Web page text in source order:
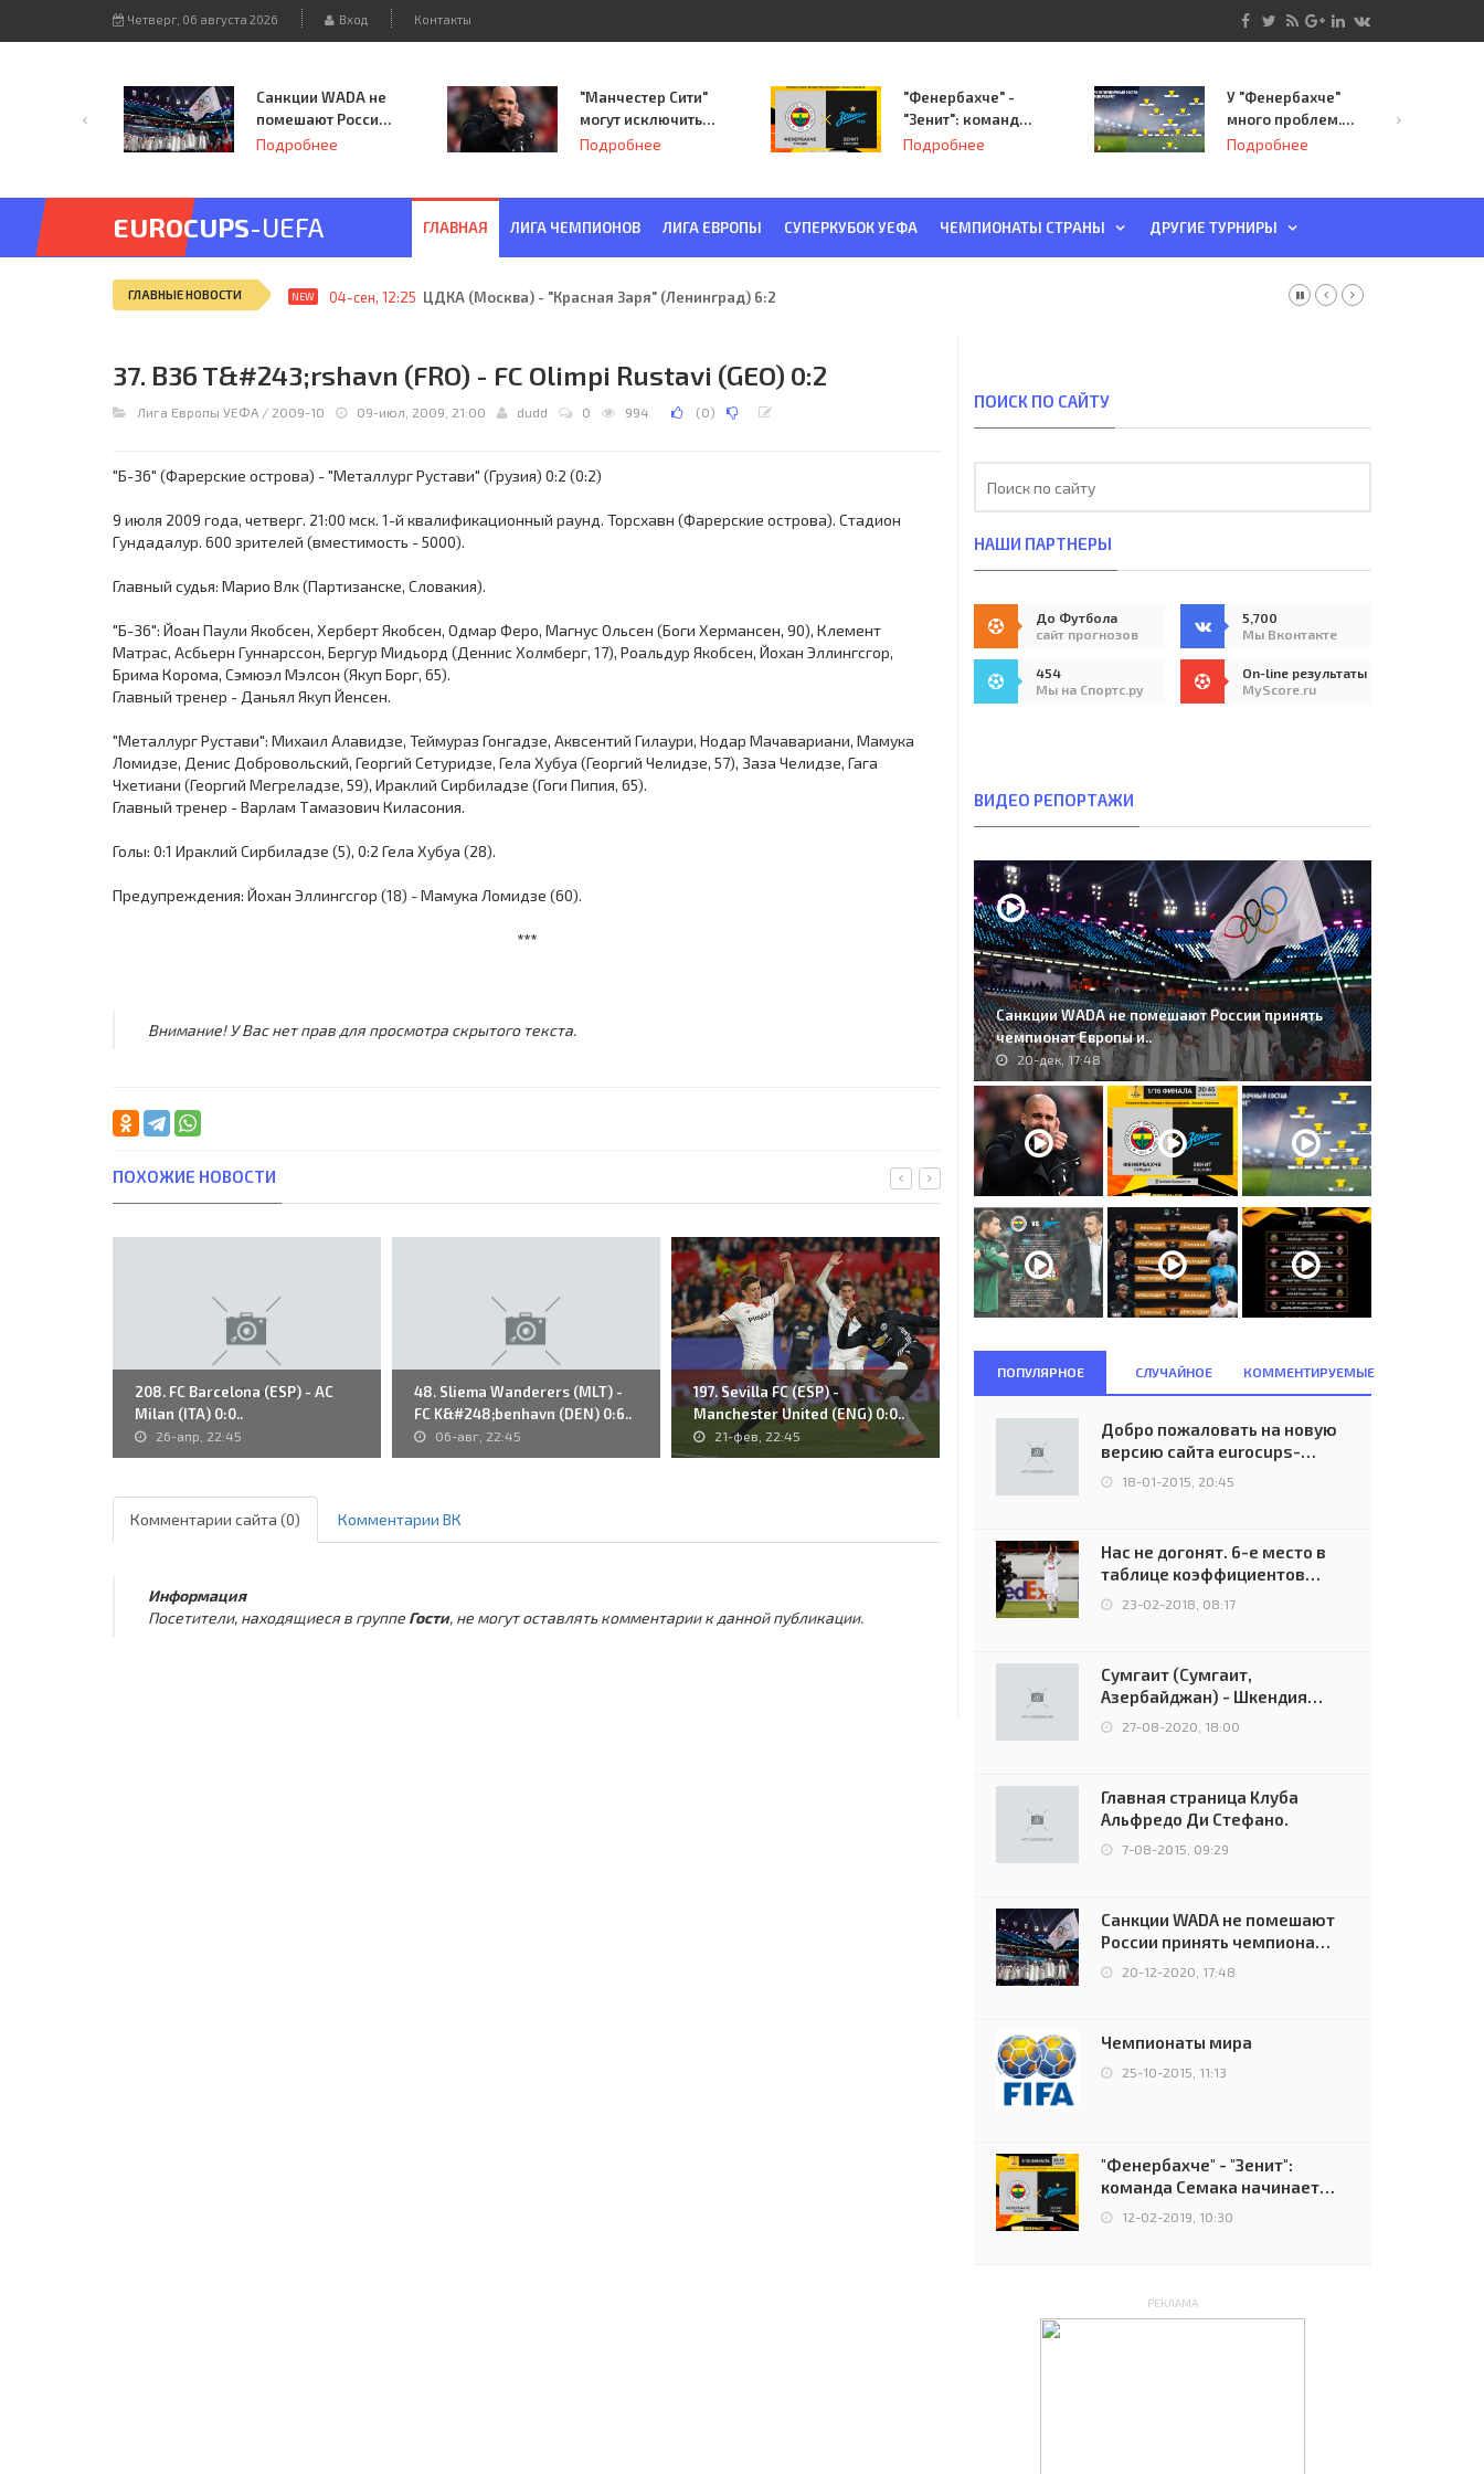
Четверг, 06 августа 2026 Вход Контакты
Санкции WADA не
помешают России
принять
Подробнее
"Манчестер Сити"
могут исключить
из Лиги
Подробнее
"Фенербахче" -
"Зенит": команда
Семака начинает
Подробнее
У "Фенербахче"
много проблем.
Но он опасен для
Подробнее
EUROCUPS-UEFA ГЛАВНАЯ ЛИГА ЧЕМПИОНОВ ЛИГА ЕВРОПЫ СУПЕРКУБОК УЕФА ЧЕМПИОНАТЫ СТРАНЫ ДРУГИЕ ТУРНИРЫ
ГЛАВНЫЕ НОВОСТИ NEW 04-сен, 12:25 ЦДКА (Москва) - "Красная Заря" (Ленинград) 6:2
37. B36 T&#243;rshavn (FRO) - FC Olimpi Rustavi (GEO) 0:2
Лига Европы УЕФА / 2009-10 09-июл, 2009, 21:00 dudd 0 994 (0)
"Б-36" (Фарерские острова) - "Металлург Рустави" (Грузия) 0:2 (0:2)
9 июля 2009 года, четверг. 21:00 мск. 1-й квалификационный раунд. Торсхавн (Фарерские острова). Стадион
Гундадалур. 600 зрителей (вместимость - 5000).
Главный судья: Марио Влк (Партизанске, Словакия).
"Б-36": Йоан Паули Якобсен, Херберт Якобсен, Одмар Феро, Магнус Ольсен (Боги Хермансен, 90), Клемент
Матрас, Асбьерн Гуннарссон, Бергур Мидьорд (Деннис Холмберг, 17), Роальдур Якобсен, Йохан Эллингсгор,
Брима Корома, Сэмюэл Мэлсон (Якуп Борг, 65).
Главный тренер - Даньял Якуп Йенсен.
"Металлург Рустави": Михаил Алавидзе, Теймураз Гонгадзе, Аквсентий Гилаури, Нодар Мачавариани, Мамука
Ломидзе, Денис Добровольский, Георгий Сетуридзе, Гела Хубуа (Георгий Челидзе, 57), Заза Челидзе, Гага
Чхетиани (Георгий Мегреладзе, 59), Ираклий Сирбиладзе (Гоги Пипия, 65).
Главный тренер - Варлам Тамазович Киласония.
Голы: 0:1 Ираклий Сирбиладзе (5), 0:2 Гела Хубуа (28).
Предупреждения: Йохан Эллингсгор (18) - Мамука Ломидзе (60).
***
Внимание! У Вас нет прав для просмотра скрытого текста.
ПОХОЖИЕ НОВОСТИ
208. FC Barcelona (ESP) - AC
Milan (ITA) 0:0..
26-апр, 22:45
48. Sliema Wanderers (MLT) -
FC K&#248;benhavn (DEN) 0:6..
06-авг, 22:45
197. Sevilla FC (ESP) -
Manchester United (ENG) 0:0..
21-фев, 22:45
Real Madrid C.F. (ESP) - A.C.
A.F.C. Ajax Amsterdam (NED) -
01-окт, 07:50
Комментарии сайта (0) Комментарии ВК
Информация
Посетители, находящиеся в группе Гости, не могут оставлять комментарии к данной публикации.
ПОИСК ПО САЙТУ
НАШИ ПАРТНЕРЫ
До Футбола
сайт прогнозов
5,700
Мы Вконтакте
454
Мы на Спортс.ру
On-line результаты
MyScore.ru
ВИДЕО РЕПОРТАЖИ
Санкции WADA не помешают России принять
чемпионат Европы и..
20-дек, 17:48
ПОПУЛЯРНОЕ СЛУЧАЙНОЕ КОММЕНТИРУЕМЫЕ
Добро пожаловать на новую
версию сайта eurocups-
uefa.ru
18-01-2015, 20:45
Нас не догонят. 6-е место в
таблице коэффициентов
УЕФА остаётся за Россией
23-02-2018, 08:17
Сумгаит (Сумгаит,
Азербайджан) - Шкендия
(Тетово, Северная
Македония) - 0:2 (0:0)
27-08-2020, 18:00
Главная страница Клуба
Альфредо Ди Стефано.
7-08-2015, 09:29
Санкции WADA не помешают
России принять чемпионат
Европы и финал Лиги
чемпионов.
20-12-2020, 17:48
Чемпионаты мира
25-10-2015, 11:13
"Фенербахче" - "Зенит":
команда Семака начинает
путь в плей-офф Лиги
12-02-2019, 10:30
РЕКЛАМА